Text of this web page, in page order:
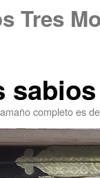
Tres
completo es